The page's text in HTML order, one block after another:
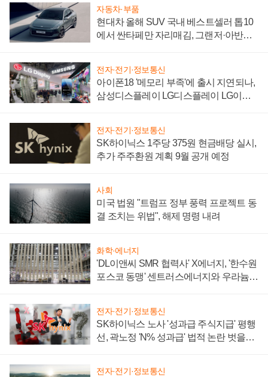
자동차·부품
현대차 올해 SUV 국내 베스트셀러 톱10
에서 싼타페만 자리매김, 그랜저·아반떼
전자·전기·정보통신
아이폰18 '메모리 부족'에 출시 지연되나,
삼성디스플레이 LG디스플레이 LG이노
전자·전기·정보통신
SK하이닉스 1주당 375원 현금배당 실시,
추가 주주환원 계획 9월 공개 예정
사회
미국 법원 "트럼프 정부 풍력 프로젝트 동
결 조치는 위법", 해제 명령 내려
화학·에너지
'DL이앤씨 SMR 협력사' X에너지, '한수원
포스코 동맹' 센트러스에너지와 우라늄
전자·전기·정보통신
SK하이닉스 노사 '성과급 주식지급' 평행
선, 곽노정 'N% 성과급' 법적 논란 벗을지
전자·전기·정보통신